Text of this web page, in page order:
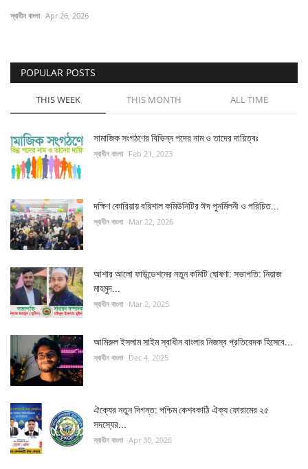
চাকরি
বিনোদন
দেশজুড়ে
Gallery
অন্যান্য
স্বাধীন বাংলা Apr 26, 2026
POPULAR POSTS
THIS WEEK THIS MONTH ALL TIME
সামাজিক সংগঠণের বিভিন্ন পদের নাম ও তাদের দায়িত্বঃ
স্বাধীন বাংলা Feb 21, 2023
দক্ষিণ কোরিয়ায় বরিশাল কমিউনিটির ঈদ পুনর্মিলনী ও পরিচিত...
স্বাধীন বাংলা Mar 22, 2026
আশার আলো ফাউন্ডেশনের নতুন কমিটি ঘোষণা: সভাপতি: নিয়াজ
মাহমুদ...
স্বাধীন বাংলা Mar 2, 2025
আমিরুল ইসলাম সাইম স্বাধীন বাংলার নিজস্ব প্রতিবেদক হিসেবে...
স্বাধীন বাংলা Dec 4, 2025
ঐক্যের নতুন দিগন্ত: পশ্চিম কেশবকাঠি ঐক্য ফোরামের ২৫
সদস্যের...
স্বাধীন বাংলা Apr 30, 2026